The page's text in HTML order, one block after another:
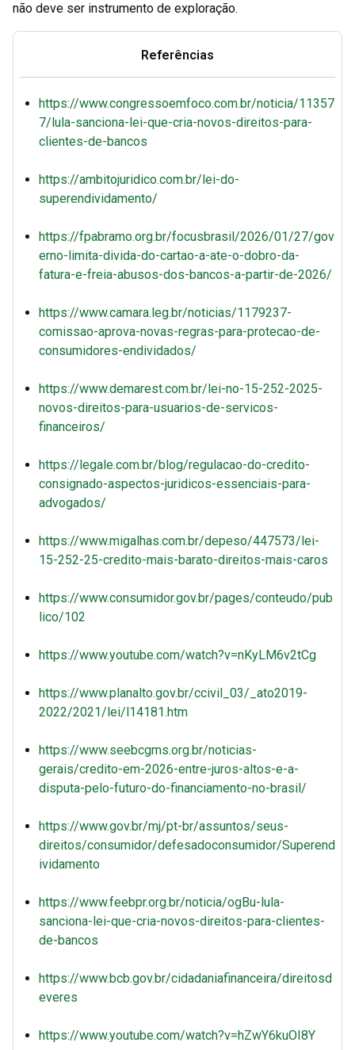
não deve ser instrumento de exploração.
Referências
https://www.congressoemfoco.com.br/noticia/11357
7/lula-sanciona-lei-que-cria-novos-direitos-para-
clientes-de-bancos
https://ambitojuridico.com.br/lei-do-
superendividamento/
https://fpabramo.org.br/focusbrasil/2026/01/27/gov
erno-limita-divida-do-cartao-a-ate-o-dobro-da-
fatura-e-freia-abusos-dos-bancos-a-partir-de-2026/
https://www.camara.leg.br/noticias/1179237-
comissao-aprova-novas-regras-para-protecao-de-
consumidores-endividados/
https://www.demarest.com.br/lei-no-15-252-2025-
novos-direitos-para-usuarios-de-servicos-
financeiros/
https://legale.com.br/blog/regulacao-do-credito-
consignado-aspectos-juridicos-essenciais-para-
advogados/
https://www.migalhas.com.br/depeso/447573/lei-
15-252-25-credito-mais-barato-direitos-mais-caros
https://www.consumidor.gov.br/pages/conteudo/pub
lico/102
https://www.youtube.com/watch?v=nKyLM6v2tCg
https://www.planalto.gov.br/ccivil_03/_ato2019-
2022/2021/lei/l14181.htm
https://www.seebcgms.org.br/noticias-
gerais/credito-em-2026-entre-juros-altos-e-a-
disputa-pelo-futuro-do-financiamento-no-brasil/
https://www.gov.br/mj/pt-br/assuntos/seus-
direitos/consumidor/defesadoconsumidor/Superend
ividamento
https://www.feebpr.org.br/noticia/ogBu-lula-
sanciona-lei-que-cria-novos-direitos-para-clientes-
de-bancos
https://www.bcb.gov.br/cidadaniafinanceira/direitosd
everes
https://www.youtube.com/watch?v=hZwY6kuOI8Y